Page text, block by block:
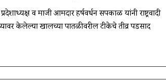
व माजी आमदार हर्षवर्धन सपकाळ यांनी राष्ट्रवादी
केलेल्या खालच्या पातळीवरील टीकेचे तीव्र पडसाद